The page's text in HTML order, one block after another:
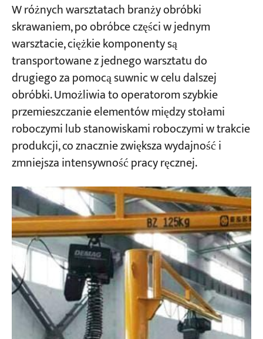
W różnych warsztatach branży obróbki
skrawaniem, po obróbce części w jednym
warsztacie, ciężkie komponenty są
transportowane z jednego warsztatu do
drugiego za pomocą suwnic w celu dalszej
obróbki. Umożliwia to operatorom szybkie
przemieszczanie elementów między stołami
roboczymi lub stanowiskami roboczymi w trakcie
produkcji, co znacznie zwiększa wydajność i
zmniejsza intensywność pracy ręcznej.